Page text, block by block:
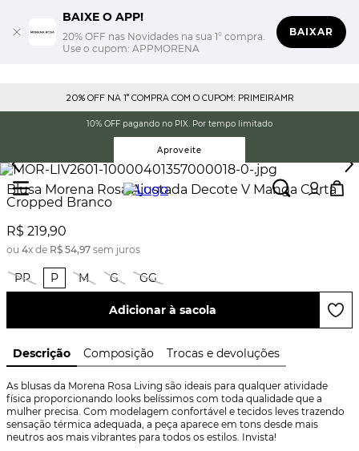
BAIXE O APP!
20% OFF nas Novidades na sua 1° compra.
Use o cupom: APPMORENA
BAIXAR
20% OFF NA 1° COMPRA COM O CUPOM: PRIMEIRAMR
10% OFF pagando no PIX. Por tempo limitado
Aproveite
Blusa Morena Rosa Ajustada Decote V Manga Curta
Cropped Branco
R$ 219,90
ou 4x de R$ 54,97 sem juros
PP P M G GG
Adicionar à sacola
Descrição Composição Trocas e devoluções
As blusas da Morena Rosa Living são ideais para qualquer atividade
física proporcionando looks belíssimos com toda qualidade que a
mulher precisa. Com modelagem confortável e tecidos leves trazendo
sensação térmica adequada, a peça aparece em tons desde mais
neutros aos mais vibrantes para todos os estilos. Invista!